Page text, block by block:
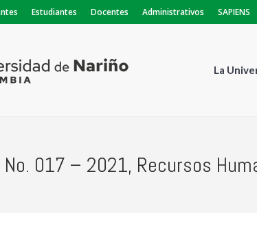
Estudiantes Docentes Administrativos SAPIENS
La
017 – 2021, Recursos